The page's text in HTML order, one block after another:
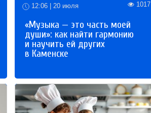
12:06 | 20 июля 1017
«Музыка — это часть моей
души»: как найти гармонию
и научить ей других
в Каменске